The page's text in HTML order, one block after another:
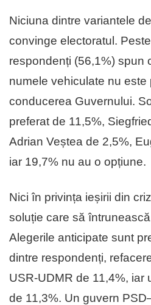
Niciuna dintre variantele
convinge electoratul.
respondenți (56,1%) spun
numele vehiculate nu este
conducerea Guvernului.
preferat de 11,5%,
Adrian Veștea de 2,5%,
iar 19,7% nu au o opțiune.
Nici în privința ieșirii din
soluție care să
Alegerile anticipate sunt
dintre respondenți,
USR-UDMR de 11,4%, iar
de 11,3%. Un guvern